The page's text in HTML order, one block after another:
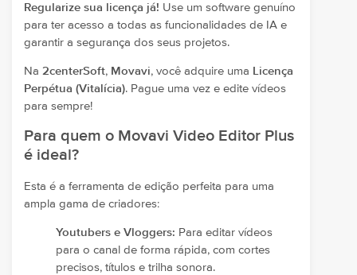
Regularize sua licença já! Use um software genuíno
para ter acesso a todas as funcionalidades de IA e
garantir a segurança dos seus projetos.
Na 2centerSoft, Movavi, você adquire uma Licença
Perpétua (Vitalícia). Pague uma vez e edite vídeos
para sempre!
Para quem o Movavi Video Editor Plus
é ideal?
Esta é a ferramenta de edição perfeita para uma
ampla gama de criadores:
Youtubers e Vloggers: Para editar vídeos
para o canal de forma rápida, com cortes
precisos, títulos e trilha sonora.